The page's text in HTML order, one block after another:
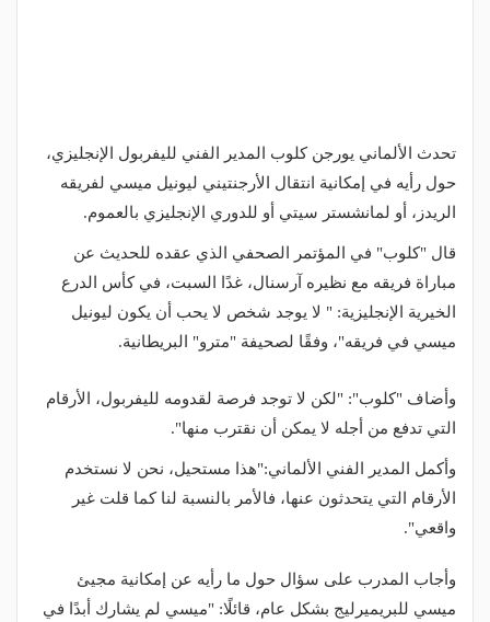
تحدث الألماني يورجن كلوب المدير الفني لليفربول الإنجليزي،
حول رأيه في إمكانية انتقال الأرجنتيني ليونيل ميسي لفريقه
الريدز، أو لمانشستر سيتي أو للدوري الإنجليزي بالعموم.
قال "كلوب" في المؤتمر الصحفي الذي عقده للحديث عن
مباراة فريقه مع نظيره آرسنال، غدًا السبت، في كأس الدرع
الخيرية الإنجليزية: " لا يوجد شخص لا يحب أن يكون ليونيل
ميسي في فريقه"، وفقًا لصحيفة "مترو" البريطانية.
وأضاف "كلوب": "لكن لا توجد فرصة لقدومه لليفربول، الأرقام
التي تدفع من أجله لا يمكن أن نقترب منها".
وأكمل المدير الفني الألماني:"هذا مستحيل، نحن لا نستخدم
الأرقام التي يتحدثون عنها، فالأمر بالنسبة لنا كما قلت غير
واقعي".
وأجاب المدرب على سؤال حول ما رأيه عن إمكانية مجيئ
ميسي للبريميرليج بشكل عام، قائلًا: "ميسي لم يشارك أبدًا في